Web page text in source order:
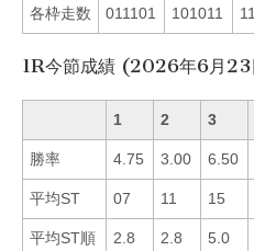
各枠走数 011101 101011
1R今節成績 (2026年6月23
1 2 3
勝率 4.75 3.00 6.50
平均ST 07 11 15
平均ST順 2.8 2.8 5.0